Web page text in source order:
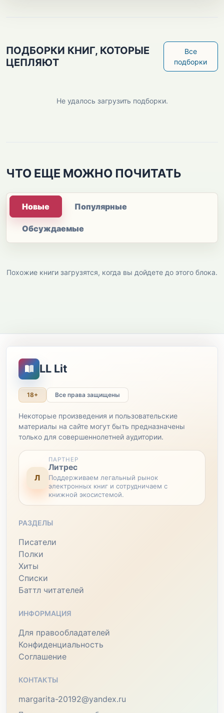
ПОДБОРКИ КНИГ, КОТОРЫЕ
ЦЕПЛЯЮТ
Все
подборки
Не удалось загрузить подборки.
ЧТО ЕЩЕ МОЖНО ПОЧИТАТЬ
Новые Популярные
Обсуждаемые
Похожие книги загрузятся, когда вы дойдете до этого блока.
LL Lit
18+ Все права защищены
Некоторые произведения и пользовательские
материалы на сайте могут быть предназначены
только для совершеннолетней аудитории.
Л
ПАРТНЕР
Литрес
Поддерживаем легальный рынок
электронных книг и сотрудничаем с
книжной экосистемой.
РАЗДЕЛЫ
Писатели
Полки
Хиты
Списки
Баттл читателей
ИНФОРМАЦИЯ
Для правообладателей
Конфиденциальность
Соглашение
КОНТАКТЫ
margarita-20192@yandex.ru